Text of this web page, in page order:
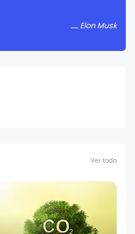
Elon Musk
Ver todo